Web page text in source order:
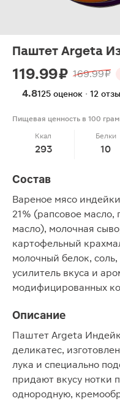
Паштет Argeta
119.99 ₽ 169.99 ₽
4.8125 оценок · 12
Пищевая ценность в 100
Ккал
293
Белки
10
Состав
Вареное мясо
21% (рапсовое масло,
масло), молочная
картофельный
молочный белок,
усилитель вкуса и
модифицированных
Описание
Паштет Argeta
деликатес,
лука и специально
придают вкусу нотки
однородную,